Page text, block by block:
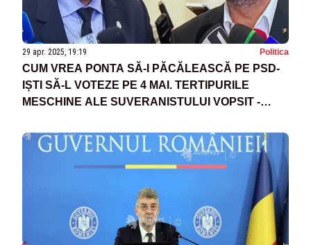
29 apr. 2025, 19:19 Politica
CUM VREA PONTA SĂ-I PĂCĂLEASCĂ PE PSD-
IȘTI SĂ-L VOTEZE PE 4 MAI. TERTIPURILE
MESCHINE ALE SUVERANISTULUI VOPSIT -